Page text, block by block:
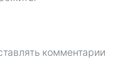
комментарии